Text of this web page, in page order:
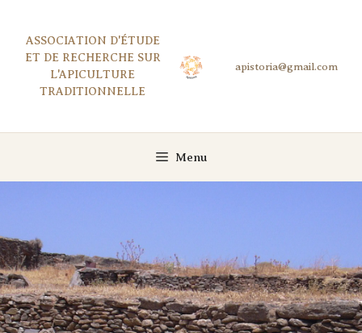
contenuASSOCIATION D'ÉTUDE
ET DE RECHERCHE SUR
L'APICULTURE
TRADITIONNELLE
Menu